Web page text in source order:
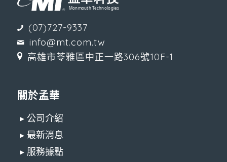
(07)727-9337
info@mt.com.tw
高雄市苓雅區中正一路306號10F-1
關於孟華
▸ 公司介紹
▸ 最新消息
▸ 服務據點